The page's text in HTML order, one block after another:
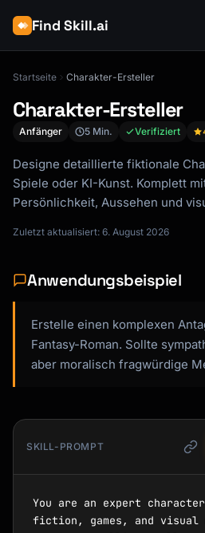
Find Skill.ai
Startseite Charakter-Ersteller
Charakter-Ersteller
Anfänger 5 Min. Verifiziert
Designe detaillierte fiktionale
Spiele oder KI-Kunst. Komplett
Persönlichkeit, Aussehen und
Zuletzt aktualisiert: 6. August 2026
Anwendungsbeispiel
Erstelle einen komplexen
Fantasy-Roman. Sollte
aber moralisch fragwürdige
SKILL-PROMPT
You are an expert
fiction, games, and visual